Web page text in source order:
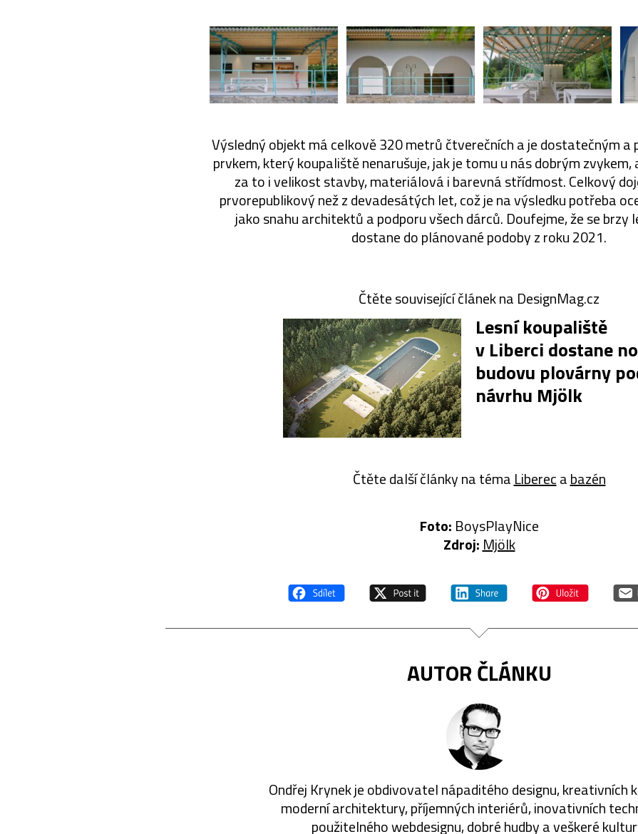
Výsledný objekt má celkově 320 metrů čtverečních a je dostatečným a
prvkem, který koupaliště nenarušuje, jak je tomu u nás dobrým zvykem,
za to i velikost stavby, materiálová i barevná střídmost. Celkový
prvorepublikový než z devadesátých let, což je na výsledku potřeba
jako snahu architektů a podporu všech dárců. Doufejme, že se brzy
dostane do plánované podoby z roku 2021.
Čtěte související článek na DesignMag.cz
Lesní koupaliště
v Liberci dostane
budovu plovárny
návrhu Mjölk
Čtěte další články na téma Liberecabazén
Foto: BoysPlayNice
Zdroj: Mjölk
AUTOR ČLÁNKU
Ondřej Krynek je obdivovatel nápaditého designu, kreativních
moderní architektury, příjemných interiérů, inovativních
použitelného webdesignu, dobré hudby a veškeré